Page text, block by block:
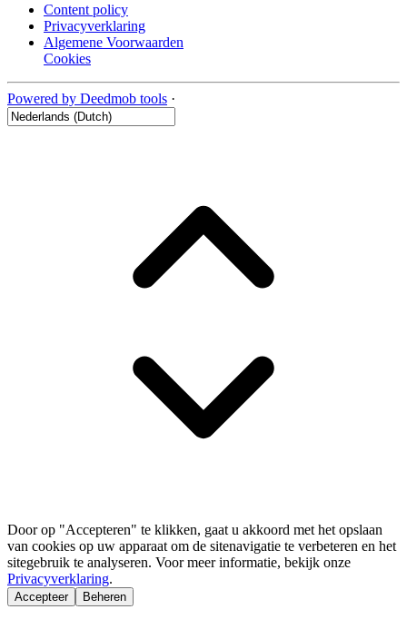
Content policy
Privacyverklaring
Algemene Voorwaarden
Cookies
Powered by Deedmob tools ·
Door op "Accepteren" te klikken, gaat u akkoord met het opslaan
van cookies op uw apparaat om de sitenavigatie te verbeteren en het
sitegebruik te analyseren. Voor meer informatie, bekijk onze
Privacyverklaring.
Accepteer Beheren